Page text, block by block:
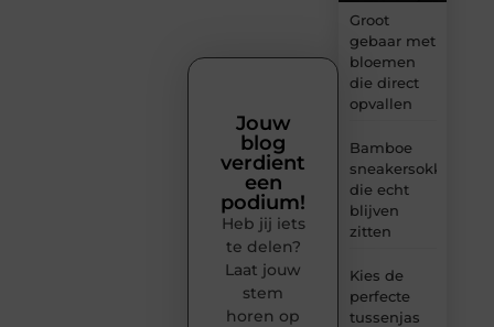
Groot
gebaar met
bloemen
die direct
opvallen
Bamboe
sneakersokken
die echt
blijven
zitten
Kies de
perfecte
tussenjas
Jouw
blog
verdient
een
podium!
Heb jij iets
te delen?
Laat jouw
stem
horen op